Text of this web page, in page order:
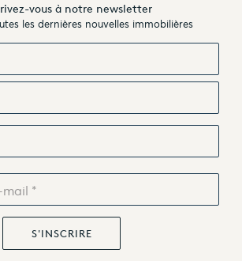
vous à notre newsletter
les dernières nouvelles immobilières